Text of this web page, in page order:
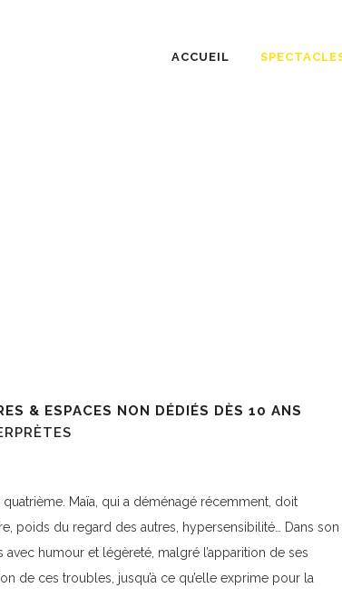
ACCUEIL
& ESPACES NON DÉDIÉS DÈS 10 ANS
quatrième. Maïa, qui a déménagé récemment, doit
poids du regard des autres, hypersensibilité… Dans son
humour et légèreté, malgré l’apparition de ses
de ces troubles, jusqu’à ce qu’elle exprime pour la